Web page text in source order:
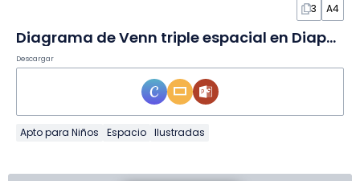
3 A4
Diagrama de Venn triple espacial en Diapositivas
Descargar
Apto para Niños Espacio Ilustradas